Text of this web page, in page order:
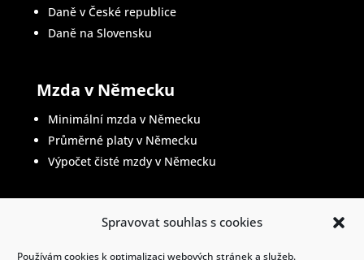
Spravovat souhlas s cookies
Používám cookies k optimalizaci webových stránek a služeb.
Daně v České republice
Daně na Slovensku
Mzda v Německu
Minimální mzda v Německu
Průměrné platy v Německu
Výpočet čisté mzdy v Německu
Životopis v němčině